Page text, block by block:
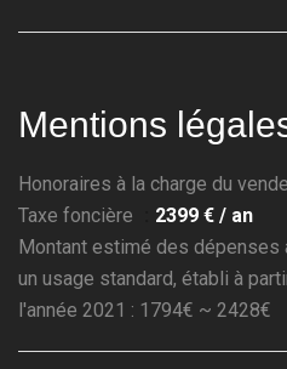
Mentions
Honoraires à la charge du
Taxe foncière
2399 € / an
Montant estimé des dépenses
un usage standard, établi à
l'année 2021 : 1794€ ~ 2428€